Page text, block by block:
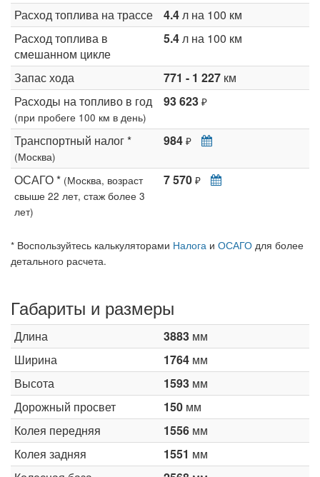
Расход топлива на трассе 4.4л на 100 км
Расход топлива в
смешанном цикле
5.4л на 100 км
Запас хода 771 - 1 227 км
Расходы на топливо в год
(при пробеге 100 км в день)
93 623 ₽
Транспортный налог *
(Москва)
984 ₽
ОСАГО * (Москва, возраст
свыше 22 лет, стаж более 3
лет)
7 570 ₽
* Воспользуйтесь калькуляторами Налога и ОСАГО для более
детального расчета.
Габариты и размеры
Длина 3883 мм
Ширина
1764 мм
Высота
1593 мм
Дорожный просвет
150 мм
Колея передняя
1556 мм
Колея задняя
1551 мм